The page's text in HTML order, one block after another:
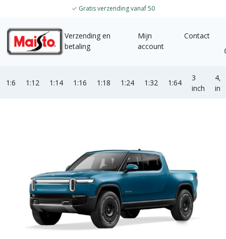
✓ Gratis verzending vanaf 50
Verzending en
betaling
Mijn
account
Contact
1:6 1:12 1:14 1:16 1:18 1:24 1:32 1:64
3
inch
4,5